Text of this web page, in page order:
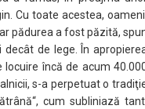
Cu toate acestea,
pădurea a fost păzită,
de lege. În
încă de acum
s-a perpetuat o
cum subliniază